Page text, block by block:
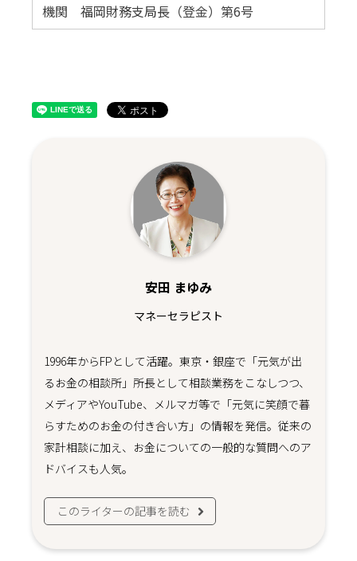
機関 福岡財務支局長（登金）第6号
安田 まゆみ
マネーセラピスト
1996年からFPとして活躍。東京・銀座で「元気が出
るお金の相談所」所長として相談業務をこなしつつ、
メディアやYouTube、メルマガ等で「元気に笑顔で暮
らすためのお金の付き合い方」の情報を発信。従来の
家計相談に加え、お金についての一般的な質問へのア
ドバイスも人気。
このライターの記事を読む